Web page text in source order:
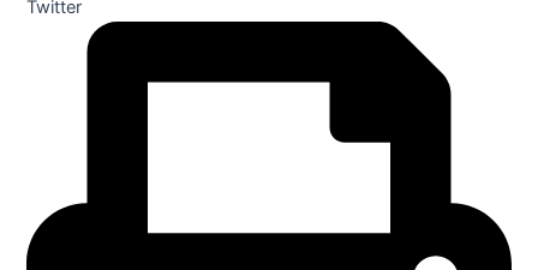
Twitter